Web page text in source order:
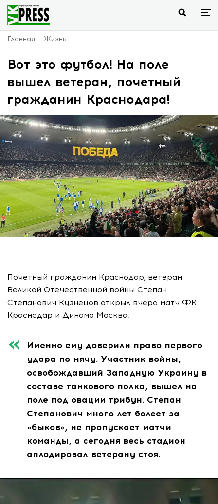
Главная Жизнь
Вот это футбол! На поле
вышел ветеран, почетный
гражданин Краснодара!
Почётный гражданин Краснодар, ветеран
Великой Отечественной войны Степан
Степанович Кузнецов открыл вчера матч ФК
Краснодар и Динамо Москва.
Именно ему доверили право первого
удара по мячу. Участник войны,
освобождавший Западную Украину в
составе танкового полка, вышел на
поле под овации трибун. Степан
Степанович много лет болеет за
«быков», не пропускает матчи
команды, а сегодня весь стадион
аплодировал ветерану стоя.